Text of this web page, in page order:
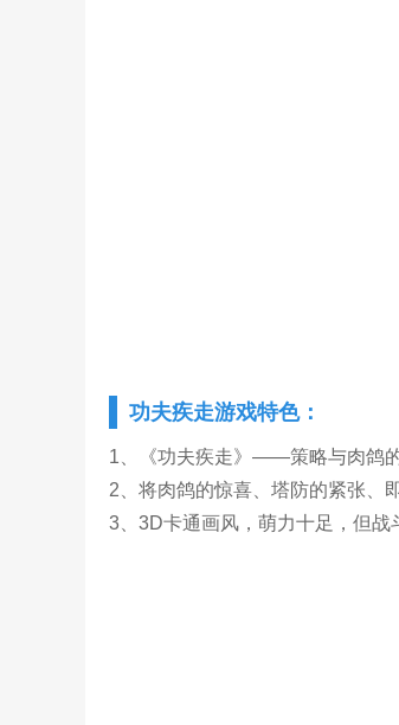
功夫疾走游戏特色：
1、《功夫疾走》——策略与肉鸽
2、将肉鸽的惊喜、塔防的紧张、
3、3D卡通画风，萌力十足，但战